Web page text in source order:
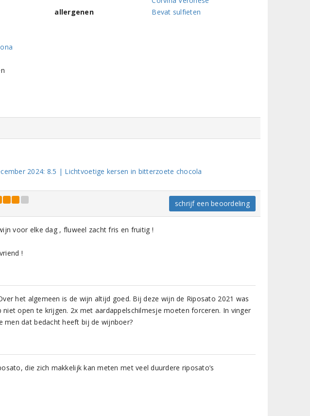
allergenen
Bevat sulfieten
2024: 8.5 | Lichtvoetige kersen in bitterzoete chocola
schrijf een beoordeling
voor elke dag , fluweel zacht fris en fruitig !
!
het algemeen is de wijn altijd goed. Bij deze wijn de Riposato 2021 was
niet open te krijgen. 2x met aardappelschilmesje moeten forceren. In vinger
men dat bedacht heeft bij de wijnboer?
die zich makkelijk kan meten met veel duurdere riposato’s